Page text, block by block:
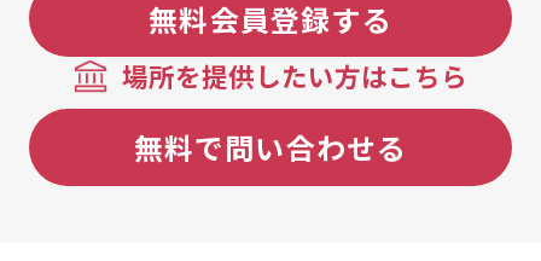
無料会員登録する
場所を提供したい方はこちら
無料で問い合わせる